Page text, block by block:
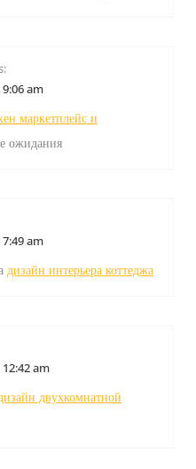
am
маркетплейс и
ожидания
am
дизайн интерьера коттеджа
am
двухкомнатной